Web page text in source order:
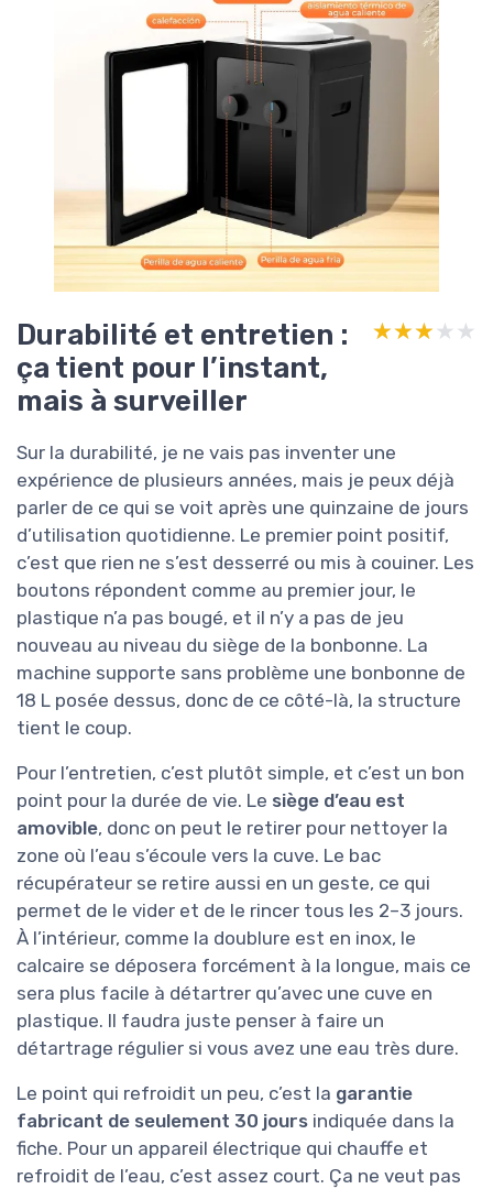
Durabilité et entretien :
ça tient pour l’instant,
mais à surveiller
★★★★★
★★★★★
Sur la durabilité, je ne vais pas inventer une
expérience de plusieurs années, mais je peux déjà
parler de ce qui se voit après une quinzaine de jours
d’utilisation quotidienne. Le premier point positif,
c’est que rien ne s’est desserré ou mis à couiner. Les
boutons répondent comme au premier jour, le
plastique n’a pas bougé, et il n’y a pas de jeu
nouveau au niveau du siège de la bonbonne. La
machine supporte sans problème une bonbonne de
18 L posée dessus, donc de ce côté-là, la structure
tient le coup.
Pour l’entretien, c’est plutôt simple, et c’est un bon
point pour la durée de vie. Le siège d’eau est
amovible, donc on peut le retirer pour nettoyer la
zone où l’eau s’écoule vers la cuve. Le bac
récupérateur se retire aussi en un geste, ce qui
permet de le vider et de le rincer tous les 2–3 jours.
À l’intérieur, comme la doublure est en inox, le
calcaire se déposera forcément à la longue, mais ce
sera plus facile à détartrer qu’avec une cuve en
plastique. Il faudra juste penser à faire un
détartrage régulier si vous avez une eau très dure.
Le point qui refroidit un peu, c’est la garantie
fabricant de seulement 30 jours indiquée dans la
fiche. Pour un appareil électrique qui chauffe et
refroidit de l’eau, c’est assez court. Ça ne veut pas